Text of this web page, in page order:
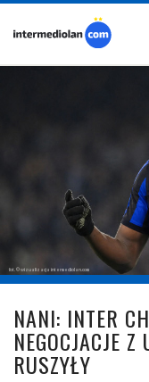
fot. © wizualizacja intermediolan.com
NANI: INTER
NEGOCJACJE
RUSZYŁY